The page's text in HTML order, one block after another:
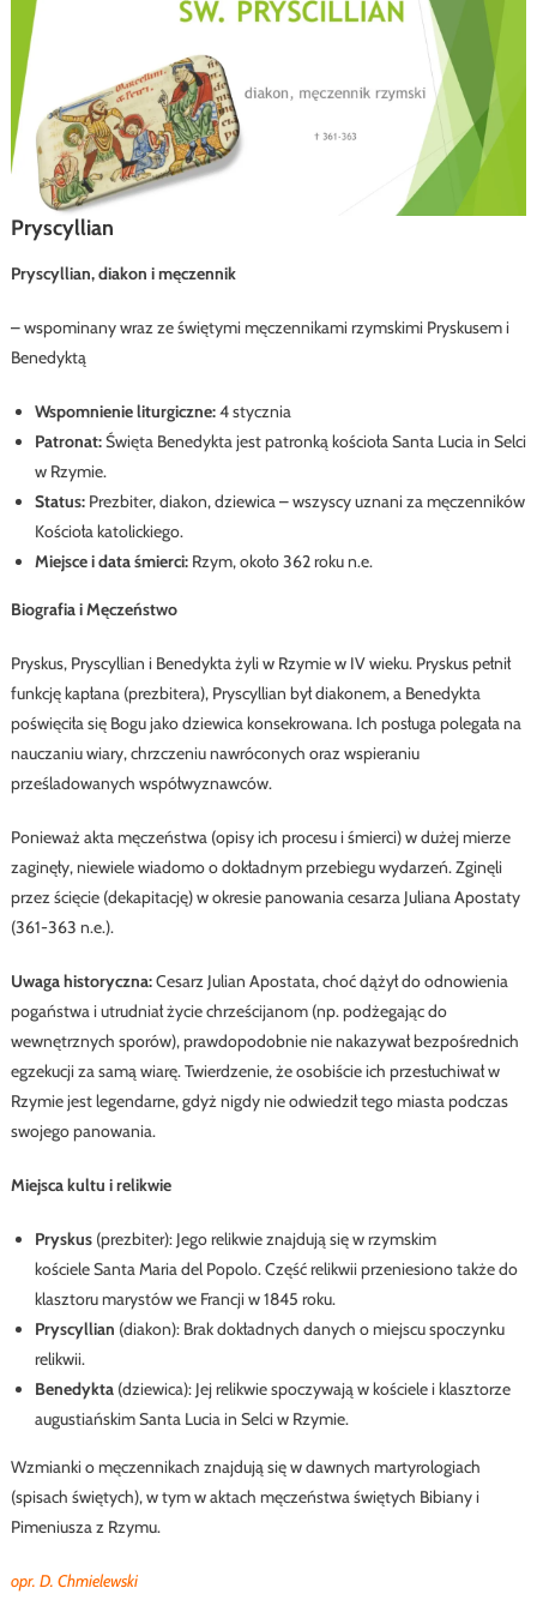
Pryscyllian
Pryscyllian, diakon i męczennik
– wspominany wraz ze świętymi męczennikami rzymskimi Pryskusem i
Benedyktą
Wspomnienie liturgiczne:4 stycznia
Patronat:Święta Benedykta jest patronką kościoła Santa Lucia in Selci
w Rzymie.
Status:Prezbiter, diakon, dziewica – wszyscy uznani za męczenników
Kościoła katolickiego.
Miejsce i data śmierci:Rzym, około 362 roku n.e.
Biografia i Męczeństwo
Pryskus, Pryscyllian i Benedykta żyli w Rzymie w IV wieku. Pryskus pełnił
funkcję kapłana (prezbitera), Pryscyllian był diakonem, a Benedykta
poświęciła się Bogu jako dziewica konsekrowana. Ich posługa polegała na
nauczaniu wiary, chrzczeniu nawróconych oraz wspieraniu
prześladowanych współwyznawców.
Ponieważ akta męczeństwa (opisy ich procesu i śmierci) w dużej mierze
zaginęły, niewiele wiadomo o dokładnym przebiegu wydarzeń. Zginęli
przez ścięcie (dekapitację) w okresie panowania cesarza Juliana Apostaty
(361-363 n.e.).
Uwaga historyczna:Cesarz Julian Apostata, choć dążył do odnowienia
pogaństwa i utrudniał życie chrześcijanom (np. podżegając do
wewnętrznych sporów), prawdopodobnie nie nakazywał bezpośrednich
egzekucji za samą wiarę. Twierdzenie, że osobiście ich przesłuchiwał w
Rzymie jest legendarne, gdyż nigdy nie odwiedził tego miasta podczas
swojego panowania.
Miejsca kultu i relikwie
Pryskus (prezbiter): Jego relikwie znajdują się w rzymskim
kościele Santa Maria del Popolo. Część relikwii przeniesiono także do
klasztoru marystów we Francji w 1845 roku.
Pryscyllian (diakon): Brak dokładnych danych o miejscu spoczynku
relikwii.
Benedykta (dziewica): Jej relikwie spoczywają w kościele i klasztorze
augustiańskim Santa Lucia in Selci w Rzymie.
Wzmianki o męczennikach znajdują się w dawnych martyrologiach
(spisach świętych), w tym w aktach męczeństwa świętych Bibiany i
Pimeniusza z Rzymu.
opr. D. Chmielewski